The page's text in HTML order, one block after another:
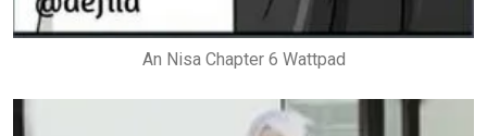
An Nisa Chapter 6 Wattpad